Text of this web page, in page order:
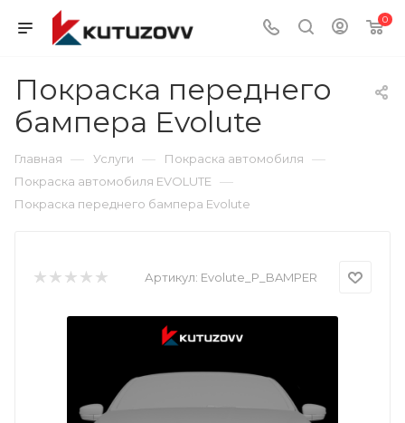
0
Покраска переднего
бампера Evolute
Главная — Услуги — Покраска автомобиля —
Покраска автомобиля EVOLUTE —
Покраска переднего бампера Evolute
Артикул: Evolute_P_BAMPER